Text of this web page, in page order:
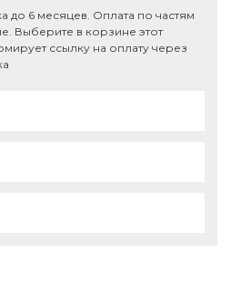
до 6 месяцев. Оплата по частям
Выберите в корзине этот
ссылку на оплату через